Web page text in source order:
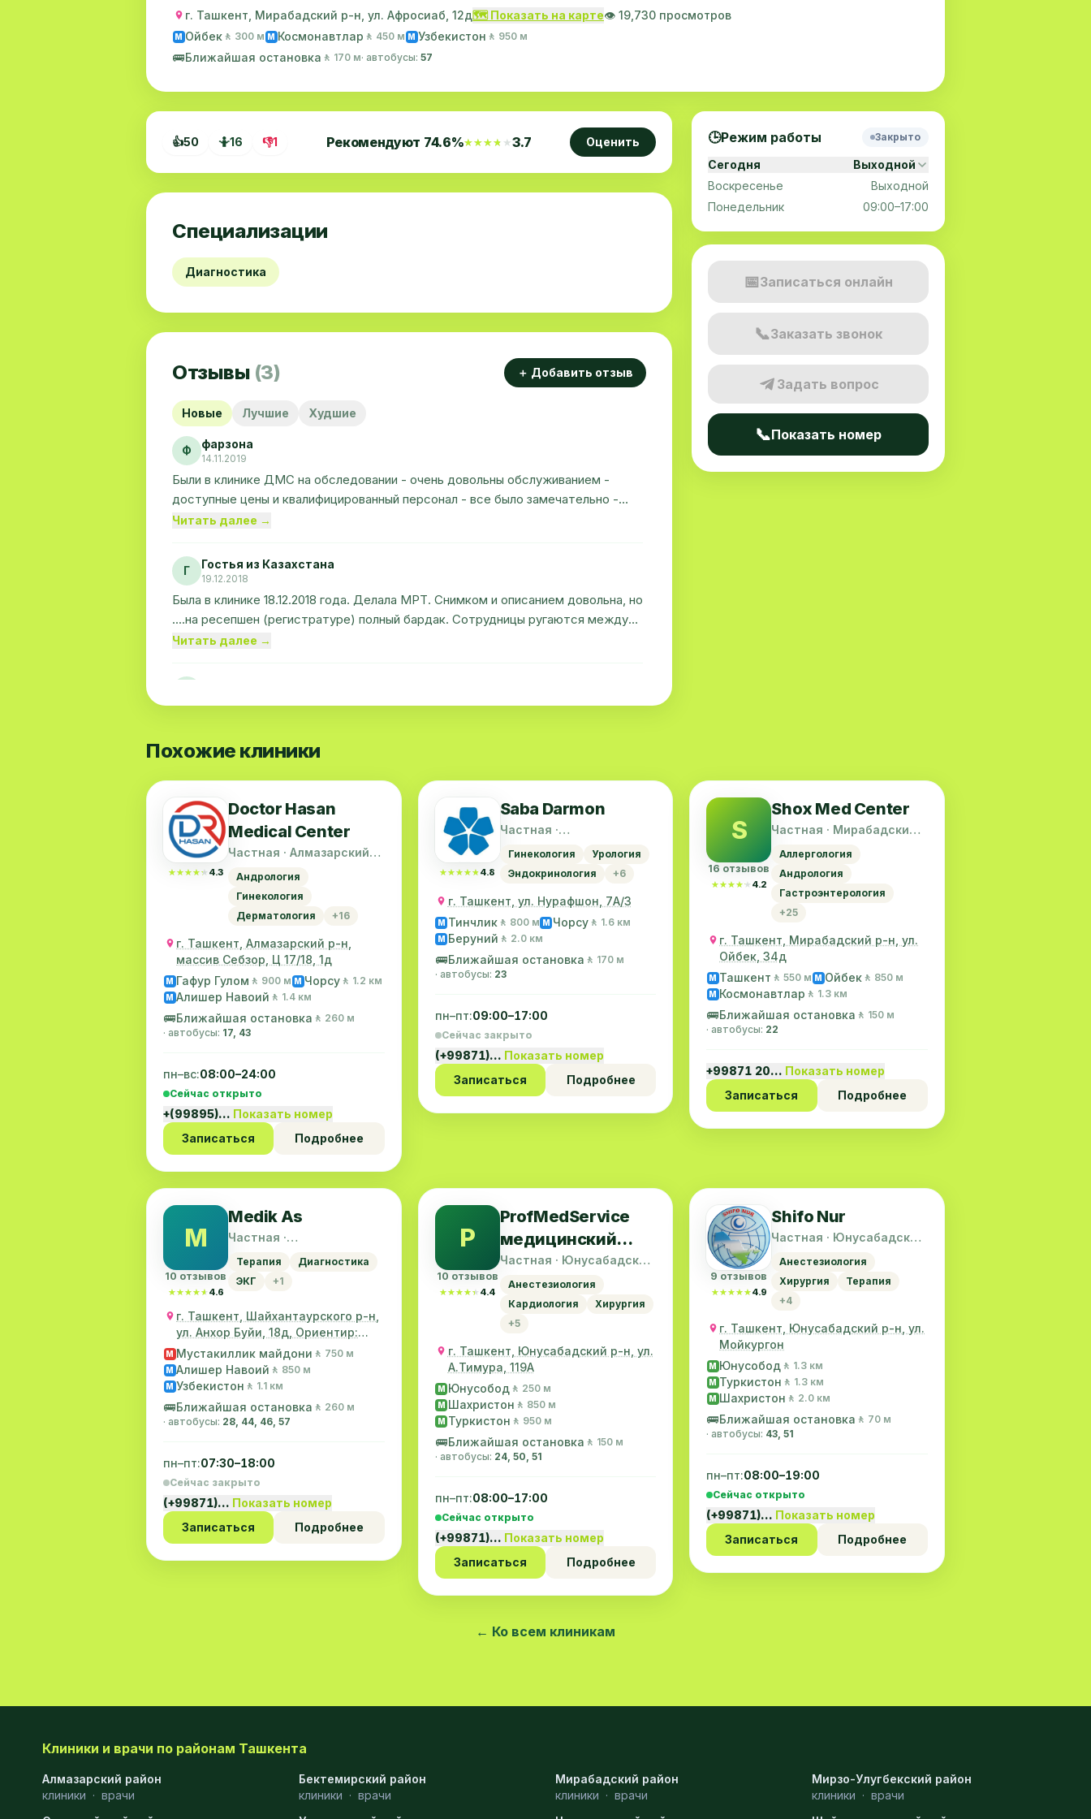
г. Ташкент, Мирабадский р-н, ул. Афросиаб, 12д🗺️ Показать на карте👁️ 19,730 просмотров
M Ойбек 🚶 300 м M Космонавтлар 🚶 450 м M Узбекистон 🚶 950 м
🚌Ближайшая остановка 🚶 170 м· автобусы: 57
👍50 🤷16 👎1 Рекомендуют 74.6%★★★★★
★★★★★3.7 Оценить
Специализации
Диагностика
Отзывы (3) ＋ Добавить отзыв
Новые Лучшие Худшие
Ф фарзона
14.11.2019
Были в клинике ДМС на обследовании - очень довольны обслуживанием -
доступные цены и квалифицированный персонал - все было замечательно -
еще удивили цены - особенно на лабораторные анализы - наверное самые
Читать далее →
Г Гостья из Казахстана
19.12.2018
Была в клинике 18.12.2018 года. Делала МРТ. Снимком и описанием довольна, но
....на ресепшен (регистратуре) полный бардак. Сотрудницы ругаются между
собой, толком не знают свои обязанности, из-за чего создаются очереди. И
Читать далее →
просьба пусть примет какие нибудь меры в плане своего общения с
пациентами, всё таки частная клиника и деньги хорошие там оставляем.
Спасибо Ваш частый клиент.
Читать далее →
🕒Режим работы Закрыто
Сегодня
Выходной
Воскресенье
Выходной
Понедельник
09:00–17:00
📅Записаться онлайн
📞Заказать звонок
Задать вопрос
📞Показать номер
Похожие клиники
★★★★★
★★★★★ 4.3
Doctor Hasan
Medical Center
Частная · Алмазарский
Андрология
Гинекология
Дерматология
+16
г. Ташкент, Алмазарский р-н,
массив Себзор, Ц 17/18, 1д
M Гафур Гулом 🚶 900 м M Чорсу 🚶 1.2 км
M Алишер Навоий 🚶 1.4 км
🚌Ближайшая остановка 🚶 260 м
· автобусы: 17, 43
пн–вс:08:00–24:00
Сейчас открыто
+(99895)… Показать номер
Записаться
Подробнее
★★★★★
★★★★★ 4.8
Saba Darmon
Частная ·
Гинекология
Урология
Эндокринология
+6
г. Ташкент, ул. Нурафшон, 7А/3
M Тинчлик🚶 800 м M Чорсу🚶 1.6 км
M Беруний 🚶 2.0 км
🚌Ближайшая остановка 🚶 170 м
· автобусы: 23
пн–пт:09:00–17:00
Сейчас закрыто
(+99871)… Показать номер
Записаться
Подробнее
S
16 отзывов
★★★★★
★★★★★ 4.2
Shox Med Center
Частная · Мирабадский
Аллергология
Андрология
Гастроэнтерология
+25
г. Ташкент, Мирабадский р-н, ул.
Ойбек, 34д
M Ташкент 🚶 550 м M Ойбек 🚶 850 м
M Космонавтлар 🚶 1.3 км
🚌Ближайшая остановка 🚶 150 м
· автобусы: 22
+99871 20… Показать номер
Записаться
Подробнее
M
10 отзывов
★★★★★
★★★★★ 4.6
Medik As
Частная ·
Терапия
Диагностика
ЭКГ
+1
г. Ташкент, Шайхантаурского р-н,
ул. Анхор Буйи, 18д, Ориентир:
Налоговая
M Мустакиллик майдони 🚶 750 м
M Алишер Навоий 🚶 850 м
M Узбекистон 🚶 1.1 км
🚌Ближайшая остановка 🚶 260 м
· автобусы: 28, 44, 46, 57
пн–пт:07:30–18:00
Сейчас закрыто
(+99871)… Показать номер
Записаться
Подробнее
P
10 отзывов
★★★★★
★★★★★ 4.4
ProfMedService
медицинский
центр в Ташкенте
Частная · Юнусабадский
Анестезиология
Кардиология
Хирургия
+5
г. Ташкент, Юнусабадский р-н, ул.
А.Тимура, 119A
M Юнусобод🚶 250 м
M Шахристон 🚶 850 м
M Туркистон 🚶 950 м
🚌Ближайшая остановка 🚶 150 м
· автобусы: 24, 50, 51
пн–пт:08:00–17:00
Сейчас открыто
(+99871)… Показать номер
Записаться
Подробнее
9 отзывов
★★★★★
★★★★★4.9
Shifo Nur
Частная · Юнусабадский
Анестезиология
Хирургия
Терапия
+4
г. Ташкент, Юнусабадский р-н, ул.
Мойкургон
M Юнусобод 🚶 1.3 км
M Туркистон 🚶 1.3 км
M Шахристон 🚶 2.0 км
🚌Ближайшая остановка 🚶 70 м
· автобусы: 43, 51
пн–пт:08:00–19:00
Сейчас открыто
(+99871)… Показать номер
Записаться
Подробнее
← Ко всем клиникам
Клиники и врачи по районам Ташкента
Алмазарский район
клиники · врачи
Бектемирский район
клиники · врачи
Мирабадский район
клиники · врачи
Мирзо-Улугбекский район
клиники · врачи